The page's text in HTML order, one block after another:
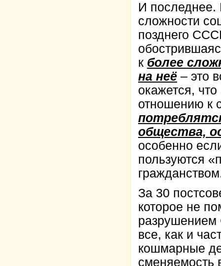
И последнее.
сложности
позднего
к более
на неё – это
окажется,
отношению к
общества,
особенно
пользуются
За 30
которое не
разрушением
все, как и
кошмарные
сменяемость